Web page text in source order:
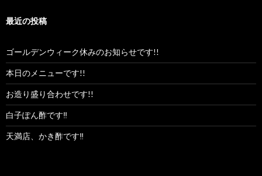
最近の投稿
ゴールデンウィーク休みのお知らせです!!
本日のメニューです!!
お造り盛り合わせです!!
白子ぽん酢です‼︎
天満店、かき酢です‼︎